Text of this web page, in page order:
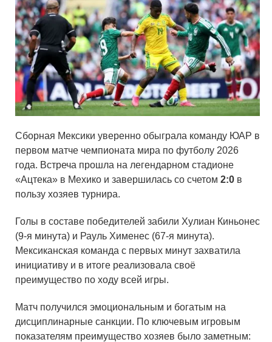
Сборная Мексики уверенно обыграла команду ЮАР в
первом матче чемпионата мира по футболу 2026
года. Встреча прошла на легендарном стадионе
«Ацтека» в Мехико и завершилась со счетом 2:0 в
пользу хозяев турнира.
Голы в составе победителей забили Хулиан Киньонес
(9-я минута) и Рауль Хименес (67-я минута).
Мексиканская команда с первых минут захватила
инициативу и в итоге реализовала своё
преимущество по ходу всей игры.
Матч получился эмоциональным и богатым на
дисциплинарные санкции. По ключевым игровым
показателям преимущество хозяев было заметным: